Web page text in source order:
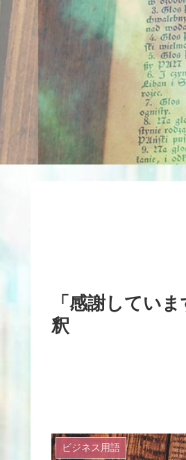
「感謝してい
釈
ビジネス用語